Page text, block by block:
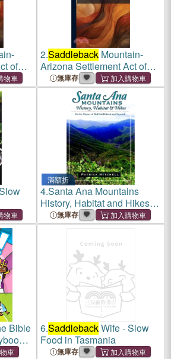
of
2.SaddlebackMountain-
Arizona Settlement Act of
1995無庫存
滿額折
4.Santa Ana Mountains
History, Habitat and Hikes—
On the Slopes of Old
Saddlebackand Beyond
無庫存
Bible
6.SaddlebackWife - Slow
Food in Tasmania
無庫存